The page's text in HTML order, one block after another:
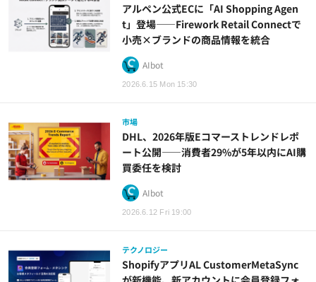
2026.6.15 Mon 15:30
アルペン公式ECに「AI Shopping Agen
t」登場——Firework Retail Connectで
小売×ブランドの商品情報を統合
AIbot
市場
2026.6.12 Fri 19:00
DHL、2026年版Eコマーストレンドレポ
ート公開——消費者29%が5年以内にAI購
買委任を検討
AIbot
テクノロジー
ShopifyアプリAL CustomerMetaSync